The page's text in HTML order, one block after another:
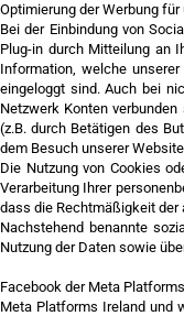
Optimierung der Werbung
Bei der Einbindung von
Plug-in durch Mitteilung an
Information, welche
eingeloggt sind. Auch bei
Netzwerk Konten
(z.B. durch Betätigen des
dem Besuch unserer
Die Nutzung von Cookies
Verarbeitung Ihrer
dass die Rechtmäßigkeit der
Nachstehend benannte
Nutzung der Daten sowie
Facebook der Meta
Meta Platforms Ireland und